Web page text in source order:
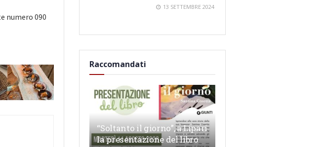
numero 090
13 SETTEMBRE 2024
Raccomandati
“Soltanto il giorno”, a Lipari
la presentazione del libro